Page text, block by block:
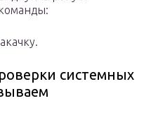
системных